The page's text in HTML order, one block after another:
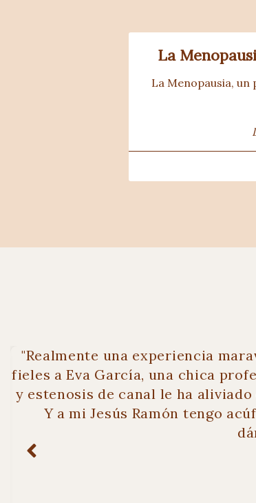
La
La Menopausia, un
"Realmente una experiencia
fieles a Eva García, una chica
y estenosis de canal le ha
Y a mi Jesús Ramón tengo